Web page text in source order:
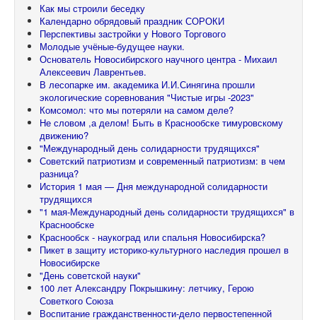
Как мы строили беседку
Календарно обрядовый праздник СОРОКИ
Перспективы застройки у Нового Торгового
Молодые учёные-будущее науки.
Основатель Новосибирского научного центра - Михаил
Алексеевич Лаврентьев.
В лесопарке им. академика И.И.Синягина прошли
экологические соревнования "Чистые игры -2023"
Комсомол: что мы потеряли на самом деле?
Не словом ,а делом! Быть в Краснообске тимуровскому
движению?
"Международный день солидарности трудящихся"
Советский патриотизм и современный патриотизм: в чем
разница?
История 1 мая — Дня международной солидарности
трудящихся
"1 мая-Международный день солидарности трудящихся" в
Краснообске
Краснообск - наукоград или спальня Новосибирска?
Пикет в защиту историко-культурного наследия прошел в
Новосибирске
"День советской науки"
100 лет Александру Покрышкину: летчику, Герою
Советкого Союза
Воспитание гражданственности-дело первостепенной